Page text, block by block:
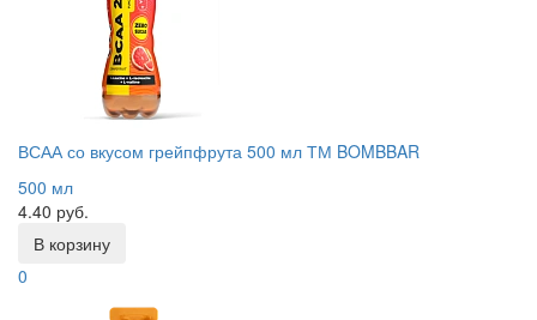
ВСАА со вкусом грейпфрута 500 мл ТМ BOMBBAR
500 мл
4.40 руб.
В корзину
0